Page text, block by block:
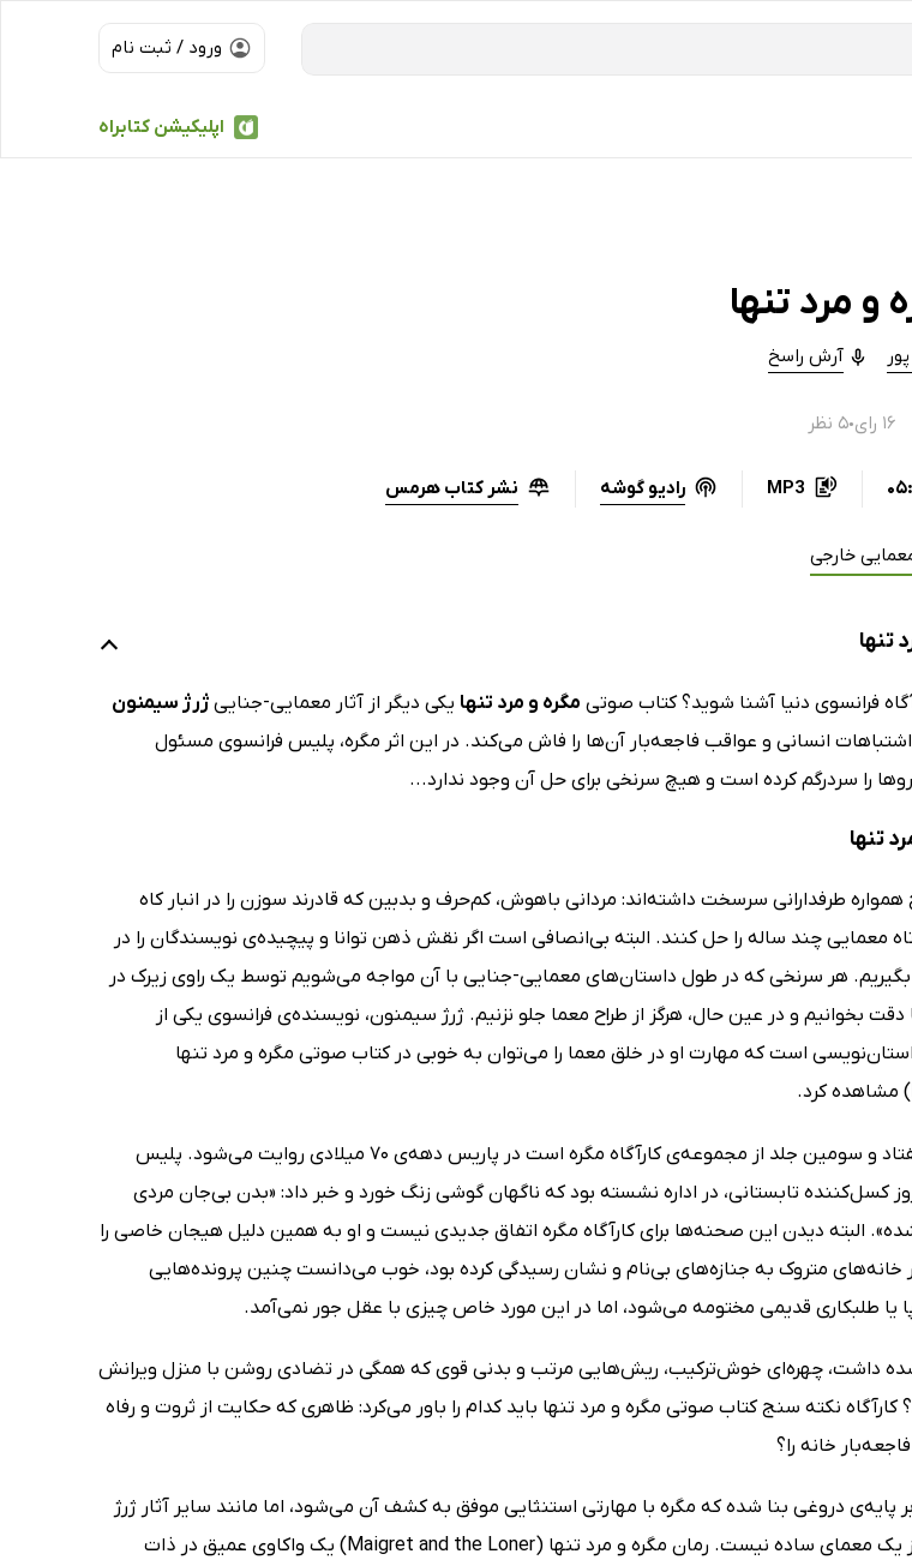
ورود / ثبت نام
اپلیکیشن کتابراه
مرد تنها
آرش راسخ
۱۶ رای ●۵ نظر
MP3 رادیو گوشه نشر کتاب هرمس
خارجی
تنها
فرانسوی دنیا آشنا شوید؟ کتاب صوتی مگره و مرد تنها یکی دیگر از آثار معمایی-جنایی ژرژ سیمنون
انسانی و عواقب فاجعه‌بار آن‌ها را فاش می‌کند. در این اثر مگره، پلیس فرانسوی مسئول
را سردرگم کرده است و هیچ سرنخی برای حل آن وجود ندارد...
تنها
همواره طرفدارانی سرسخت داشته‌اند: مردانی باهوش، کم‌حرف و بدبین که قادرند سوزن را در انبار کاه
معمایی چند ساله را حل کنند. البته بی‌انصافی است اگر نقش ذهن توانا و پیچیده‌ی نویسندگان را در
هر سرنخی که در طول داستان‌های معمایی-جنایی با آن مواجه می‌شویم توسط یک راوی زیرک در
با دقت بخوانیم و در عین حال، هرگز از طراح معما جلو نزنیم. ژرژ سیمنون، نویسنده‌ی فرانسوی یکی از
است که مهارت او در خلق معما را می‌توان به خوبی در کتاب صوتی مگره و مرد تنها
ماجراهای این کتاب صوتی که هفتاد و سومین جلد از مجموعه‌ی کارآگاه مگره است در پاریس دهه‌ی 70 میلادی روایت می‌شود. پلیس
تابستانی، در اداره نشسته بود که ناگهان گوشی زنگ خورد و خبر داد: «بدن بی‌جان مردی
البته دیدن این صحنه‌ها برای کارآگاه مگره اتفاق جدیدی نیست و او به همین دلیل هیجان خاصی را
متروک به جنازه‌های بی‌نام و نشان رسیدگی کرده بود، خوب می‌دانست چنین پرونده‌هایی
یا طلبکاری قدیمی مختومه می‌شود، اما در این مورد خاص چیزی با عقل جور نمی‌آمد.
داشت، چهره‌ای خوش‌ترکیب، ریش‌هایی مرتب و بدنی قوی که همگی در تضادی روشن با منزل ویرانش
کارآگاه نکته سنج کتاب صوتی مگره و مرد تنها باید کدام را باور می‌کرد: ظاهری که حکایت از ثروت و رفاه
خانه را؟
دروغی بنا شده که مگره با مهارتی استنثایی موفق به کشف آن می‌شود، اما مانند سایر آثار ژرژ
سینمون این قصه تنها روایتی از یک معمای ساده نیست. رمان مگره و مرد تنها (Maigret and the Loner) یک واکاوی عمیق در ذات